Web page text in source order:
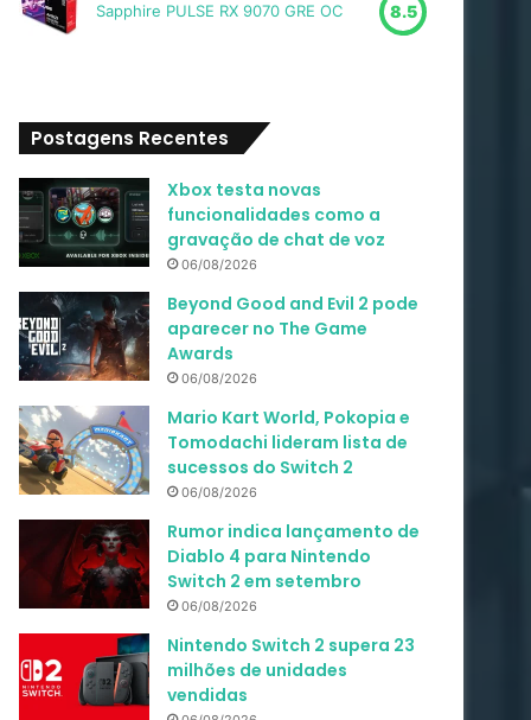
Sapphire PULSE RX 9070 GRE OC 8.5
Postagens Recentes
Xbox testa novas
funcionalidades como a
gravação de chat de voz
06/08/2026
Beyond Good and Evil 2 pode
aparecer no The Game
Awards
06/08/2026
Mario Kart World, Pokopia e
Tomodachi lideram lista de
sucessos do Switch 2
06/08/2026
Rumor indica lançamento de
Diablo 4 para Nintendo
Switch 2 em setembro
06/08/2026
Nintendo Switch 2 supera 23
milhões de unidades
vendidas